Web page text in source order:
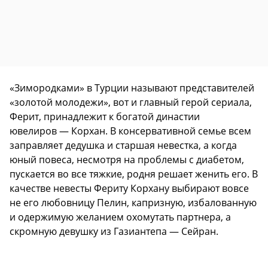
«Зимородками» в Турции называют представителей
«золотой молодежи», вот и главный герой сериала,
Ферит, принадлежит к богатой династии
ювелиров — Корхан. В консервативной семье всем
заправляет дедушка и старшая невестка, а когда
юный повеса, несмотря на проблемы с диабетом,
пускается во все тяжкие, родня решает женить его. В
качестве невесты Фериту Корхану выбирают вовсе
не его любовницу Пелин, капризную, избалованную
и одержимую желанием охомутать партнера, а
скромную девушку из Газиантепа — Сейран.